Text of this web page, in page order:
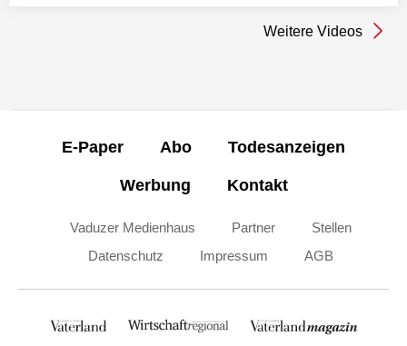
Weitere Videos
E-Paper Abo Todesanzeigen
Werbung Kontakt
Vaduzer Medienhaus Partner
Stellen
Datenschutz
Impressum AGB